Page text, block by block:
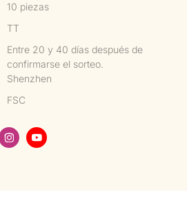
10 piezas
TT
Entre 20 y 40 días después de
confirmarse el sorteo.
Shenzhen
FSC